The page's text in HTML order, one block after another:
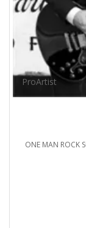
ProArtist
ONE MAN ROCK